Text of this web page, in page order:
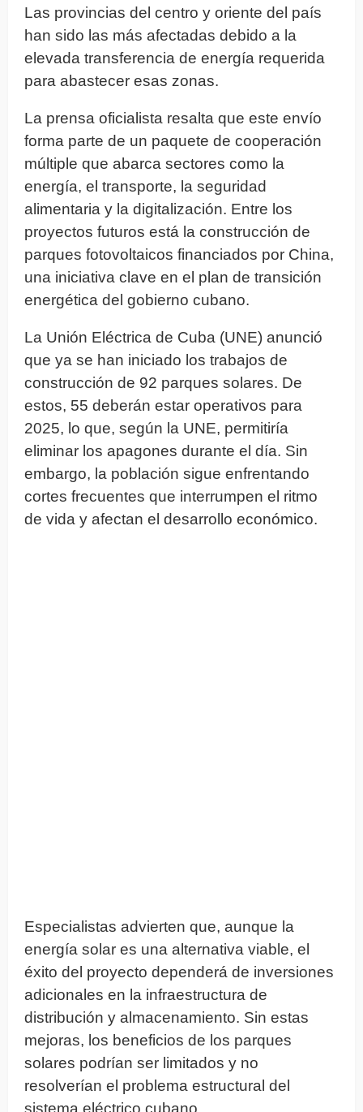
Las provincias del centro y oriente del país
han sido las más afectadas debido a la
elevada transferencia de energía requerida
para abastecer esas zonas.
La prensa oficialista resalta que este envío
forma parte de un paquete de cooperación
múltiple que abarca sectores como la
energía, el transporte, la seguridad
alimentaria y la digitalización. Entre los
proyectos futuros está la construcción de
parques fotovoltaicos financiados por China,
una iniciativa clave en el plan de transición
energética del gobierno cubano.
La Unión Eléctrica de Cuba (UNE) anunció
que ya se han iniciado los trabajos de
construcción de 92 parques solares. De
estos, 55 deberán estar operativos para
2025, lo que, según la UNE, permitiría
eliminar los apagones durante el día. Sin
embargo, la población sigue enfrentando
cortes frecuentes que interrumpen el ritmo
de vida y afectan el desarrollo económico.
Especialistas advierten que, aunque la
energía solar es una alternativa viable, el
éxito del proyecto dependerá de inversiones
adicionales en la infraestructura de
distribución y almacenamiento. Sin estas
mejoras, los beneficios de los parques
solares podrían ser limitados y no
resolverían el problema estructural del
sistema eléctrico cubano.